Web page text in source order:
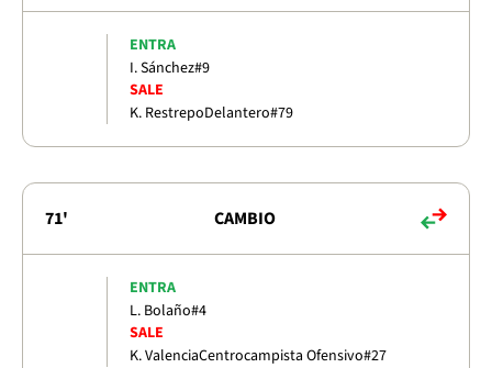
ENTRA
I. Sánchez#9
SALE
K. RestrepoDelantero#79
71' CAMBIO
ENTRA
L. Bolaño#4
SALE
K. ValenciaCentrocampista Ofensivo#27